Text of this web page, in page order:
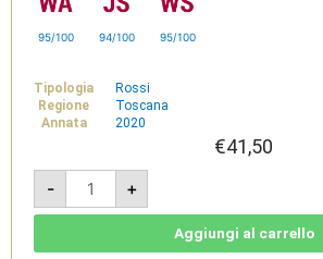
95/100 94/100 95/100
Tipologia
Rossi
Regione
Toscana
Annata
2020
€41,50
-
Vigna
Sessina
2020
-
+
Aggiungi al carrello